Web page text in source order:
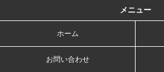
メニュー
ホーム
お問い合わせ